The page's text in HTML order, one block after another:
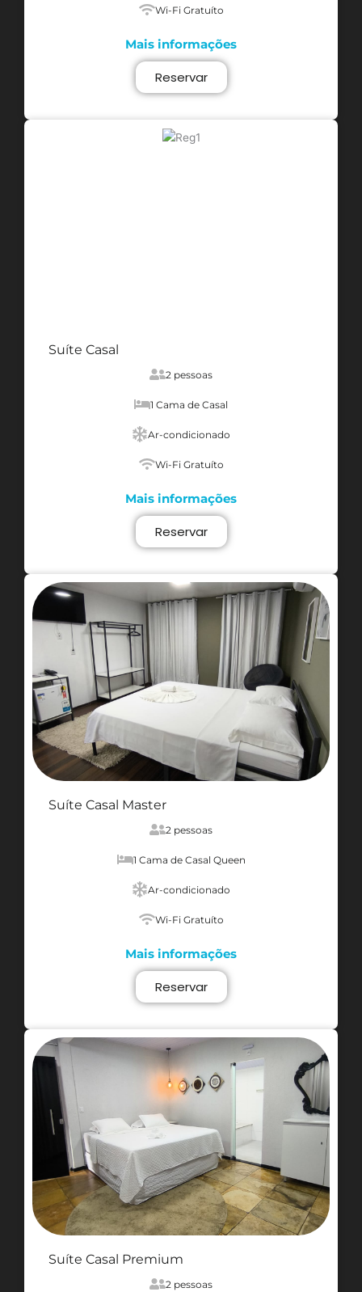
Wi-Fi Gratuíto
Mais informações
Reservar
Suíte Casal
2 pessoas
1 Cama de Casal
Ar-condicionado
Wi-Fi Gratuíto
Mais informações
Reservar
Suíte Casal Master
2 pessoas
1 Cama de Casal Queen
Ar-condicionado
Wi-Fi Gratuíto
Mais informações
Reservar
Suíte Casal Premium
2 pessoas